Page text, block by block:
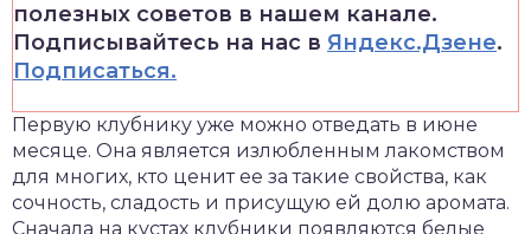
полезных советов в нашем канале.
Подписывайтесь на нас в Яндекс.Дзене.
Подписаться.
Первую клубнику уже можно отведать в июне
месяце. Она является излюбленным лакомством
для многих, кто ценит ее за такие свойства, как
сочность, сладость и присущую ей долю аромата.
Сначала на кустах клубники появляются белые